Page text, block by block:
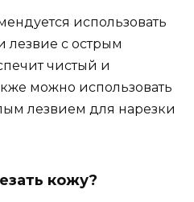
использовать
с острым
чистый и
можно использовать
лезвием для нарезки
кожу?